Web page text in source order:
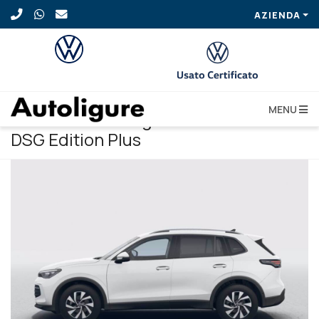
AZIENDA
MENU
VOLKSWAGEN Tiguan 2.0 TDI 150 CV
DSG Edition Plus